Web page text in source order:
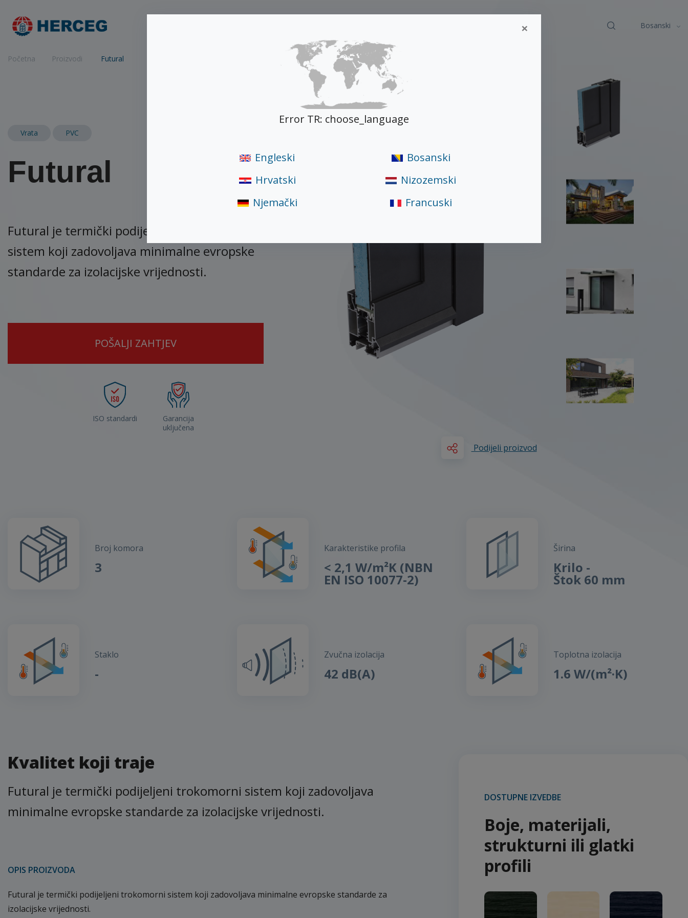
Bosanski
Početna Proizvodi Futural
Podijeli proizvod
Vrata PVC
Futural
Futural je termički podijeljeni trokomorni
sistem koji zadovoljava minimalne evropske
standarde za izolacijske vrijednosti.
POŠALJI ZAHTJEV
ISO standardi
Garancija
uključena
Broj komora
3
Karakteristike profila
< 2,1 W/m²K (NBN
EN ISO 10077-2)
Širina
Krilo -
Štok 60 mm
Staklo
-
Zvučna izolacija
42 dB(A)
Toplotna izolacija
1.6 W/(m²·K)
Kvalitet koji traje
Futural je termički podijeljeni trokomorni sistem koji zadovoljava
minimalne evropske standarde za izolacijske vrijednosti.
OPIS PROIZVODA
Futural je termički podijeljeni trokomorni sistem koji zadovoljava minimalne evropske standarde za
izolacijske vrijednosti.
DOSTUPNE IZVEDBE
Boje, materijali,
strukturni ili glatki
profili
×
Error TR: choose_language
Engleski
Hrvatski
Njemački
Bosanski
Nizozemski
Francuski